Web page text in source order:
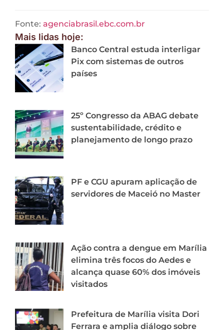
Fonte: agenciabrasil.ebc.com.br
Mais lidas hoje:
Banco Central estuda interligar
Pix com sistemas de outros
países
25º Congresso da ABAG debate
sustentabilidade, crédito e
planejamento de longo prazo
PF e CGU apuram aplicação de
servidores de Maceió no Master
Ação contra a dengue em Marília
elimina três focos do Aedes e
alcança quase 60% dos imóveis
visitados
Prefeitura de Marília visita Dori
Ferrara e amplia diálogo sobre